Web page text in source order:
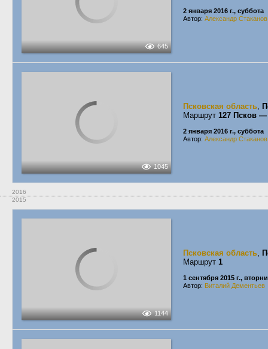
645
2 января 2016 г., суббота
Автор: Александр Стаканов
1045
Псковская область,
Маршрут 127 Псков
2 января 2016 г., суббота
Автор: Александр Стаканов
2016
2015
1144
Псковская область,
Маршрут 1
1 сентября 2015 г.,
Автор: Виталий Дементьев